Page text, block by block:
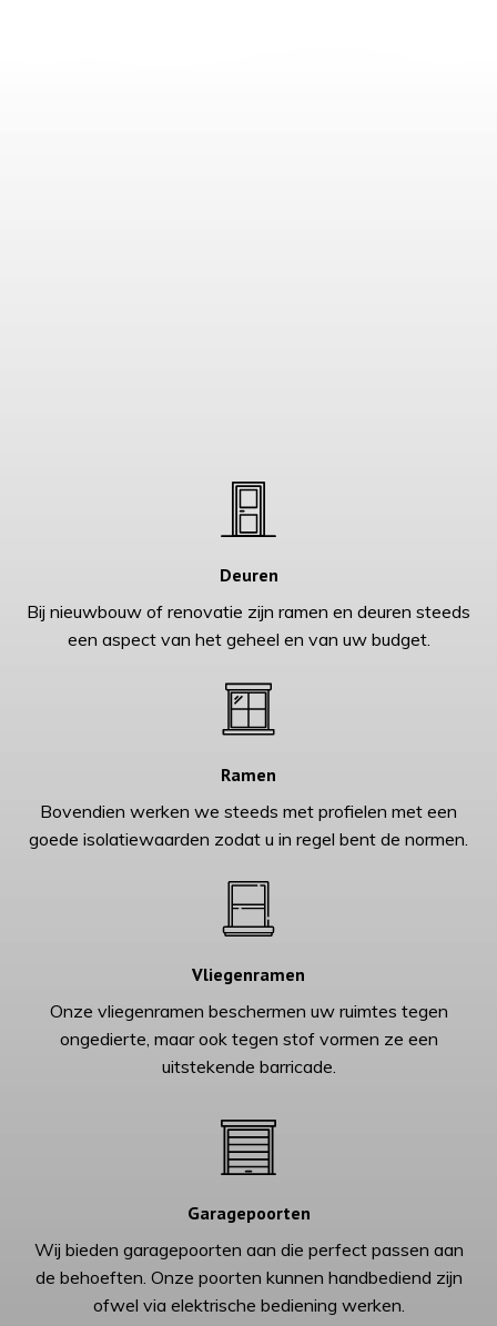
Deuren
Bij nieuwbouw of renovatie zijn ramen en deuren steeds
een aspect van het geheel en van uw budget.
Ramen
Bovendien werken we steeds met profielen met een
goede isolatiewaarden zodat u in regel bent de normen.
Vliegenramen
Onze vliegenramen beschermen uw ruimtes tegen
ongedierte, maar ook tegen stof vormen ze een
uitstekende barricade.
Garagepoorten
Wij bieden garagepoorten aan die perfect passen aan
de behoeften. Onze poorten kunnen handbediend zijn
ofwel via elektrische bediening werken.